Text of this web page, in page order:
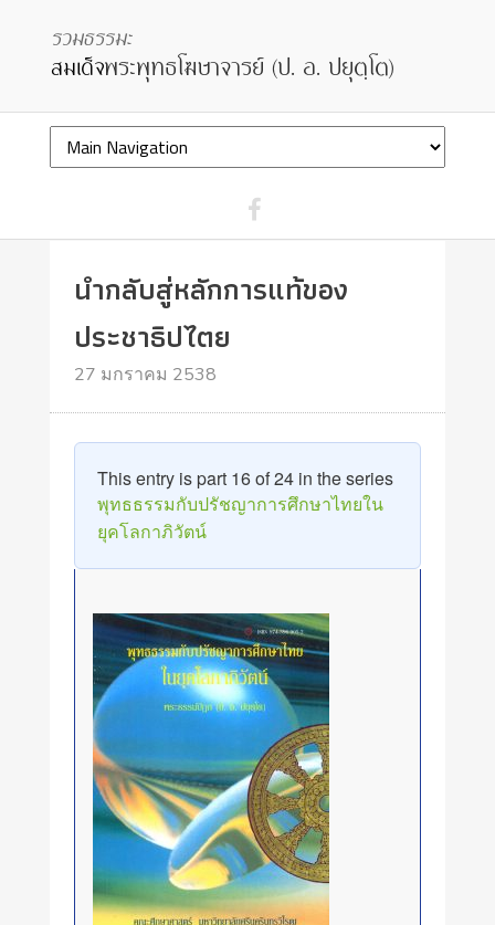
นำกลับสู่หลักการแท้ของ
ประชาธิปไตย
27 มกราคม 2538
This entry is part 16 of 24 in the series
พุทธธรรมกับปรัชญาการศึกษาไทยใน
ยุคโลกาภิวัตน์